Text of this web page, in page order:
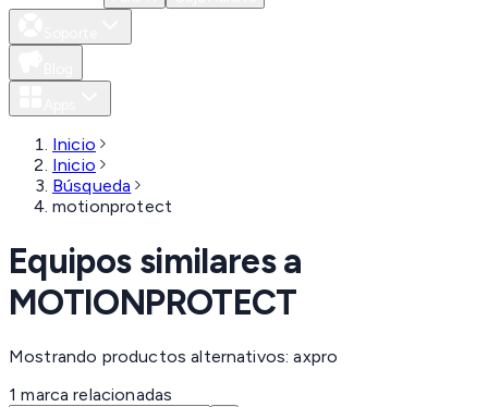
Inicio
Inicio
Búsqueda
motionprotect
Equipos similares a
MOTIONPROTECT
Mostrando productos alternativos: axpro
1 marca relacionadas